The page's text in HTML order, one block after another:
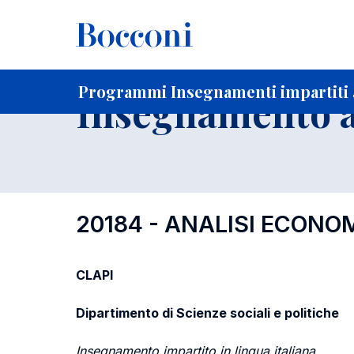
Programmi Insegnamenti impartiti
Home Per studenti iscritti
Insegnamento
20184 - ANALISI
CLAPI
Dipartimento di Scienze sociali e politiche
Insegnamento impartito in lingua italiana